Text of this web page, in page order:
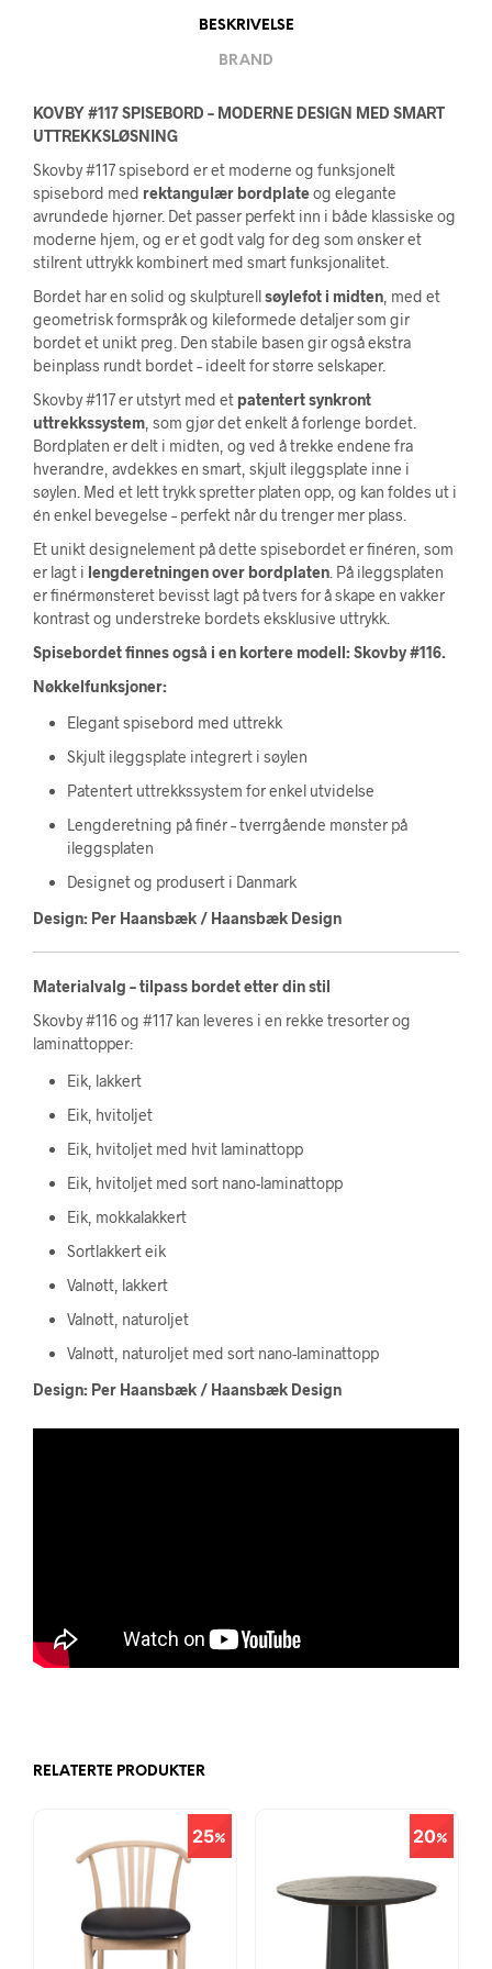
BESKRIVELSE
BRAND
KOVBY #117 SPISEBORD – MODERNE DESIGN MED SMART
UTTREKKSLØSNING
Skovby #117 spisebord er et moderne og funksjonelt
spisebord med rektangulær bordplateog elegante
avrundede hjørner. Det passer perfekt inn i både klassiske og
moderne hjem, og er et godt valg for deg som ønsker et
stilrent uttrykk kombinert med smart funksjonalitet.
Bordet har en solid og skulpturellsøylefot i midten , med et
geometrisk formspråk og kileformede detaljer som gir
bordet et unikt preg. Den stabile basen gir også ekstra
beinplass rundt bordet – ideelt for større selskaper.
Skovby #117 er utstyrt med et patentert synkront
uttrekkssystem , som gjør det enkelt å forlenge bordet.
Bordplaten er delt i midten, og ved å trekke endene fra
hverandre, avdekkes en smart, skjult ileggsplate inne i
søylen. Med et lett trykk spretter platen opp, og kan foldes ut i
én enkel bevegelse – perfekt når du trenger mer plass.
Et unikt designelement på dette spisebordet er finéren, som
er lagt i lengderetningen over bordplaten . På ileggsplaten
er finérmønsteret bevisst lagt på tvers for å skape en vakker
kontrast og understreke bordets eksklusive uttrykk.
Spisebordet finnes også i en kortere modell: Skovby #116.
Nøkkelfunksjoner:
Elegant spisebord med uttrekk
Skjult ileggsplate integrert i søylen
Patentert uttrekkssystem for enkel utvidelse
Lengderetning på finér – tverrgående mønster på
ileggsplaten
Designet og produsert i Danmark
Design: Per Haansbæk / Haansbæk Design
Materialvalg – tilpass bordet etter din stil
Skovby #116 og #117 kan leveres i en rekke tresorter og
laminattopper:
Eik, lakkert
Eik, hvitoljet
Eik, hvitoljet med hvit laminattopp
Eik, hvitoljet med sort nano-laminattopp
Eik, mokkalakkert
Sortlakkert eik
Valnøtt, lakkert
Valnøtt, naturoljet
Valnøtt, naturoljet med sort nano-laminattopp
Design: Per Haansbæk / Haansbæk Design
RELATERTE PRODUKTER
25 20